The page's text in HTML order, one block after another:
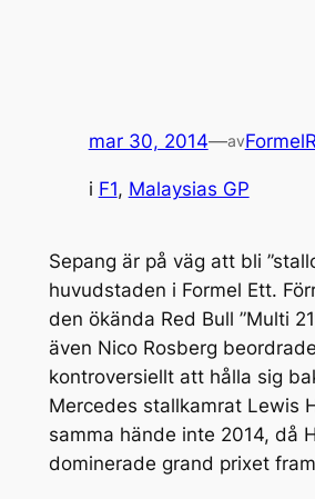
mar 30, 2014—av
i F1, Malaysias GP
Sepang är på väg att bli
huvudstaden i Formel Ett.
den ökända Red Bull ”Multi
även Nico Rosberg
kontroversiellt att hålla sig
Mercedes stallkamrat Lewis
samma hände inte 2014, då
dominerade grand prixet